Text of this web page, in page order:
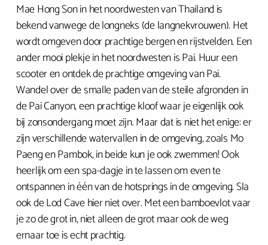
Mae Hong Son in het noordwesten van Thailand is
bekend vanwege de longneks (de langnekvrouwen). Het
wordt omgeven door prachtige bergen en rijstvelden. Een
ander mooi plekje in het noordwesten is Pai. Huur een
scooter en ontdek de prachtige omgeving van Pai.
Wandel over de smalle paden van de steile afgronden in
de Pai Canyon, een prachtige kloof waar je eigenlijk ook
bij zonsondergang moet zijn. Maar dat is niet het enige: er
zijn verschillende watervallen in de omgeving, zoals Mo
Paeng en Pambok, in beide kun je ook zwemmen! Ook
heerlijk om een spa-dagje in te lassen om even te
ontspannen in één van de hotsprings in de omgeving. Sla
ook de Lod Cave hier niet over. Met een bamboevlot vaar
je zo de grot in, niet alleen de grot maar ook de weg
ernaar toe is echt prachtig.